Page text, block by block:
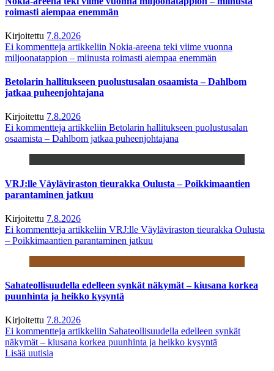
roimasti aiempaa enemmän
Kirjoitettu 7.8.2026
Ei kommentteja artikkeliin Nokia-areena teki viime vuonna
miljoonatappion – miinusta roimasti aiempaa enemmän
Betolarin hallitukseen puolustusalan osaamista – Dahlbom
jatkaa puheenjohtajana
Kirjoitettu 7.8.2026
Ei kommentteja artikkeliin Betolarin hallitukseen puolustusalan
osaamista – Dahlbom jatkaa puheenjohtajana
VRJ:lle Väyläviraston tieurakka Oulusta – Poikkimaantien
parantaminen jatkuu
Kirjoitettu 7.8.2026
Ei kommentteja artikkeliin VRJ:lle Väyläviraston tieurakka Oulusta
– Poikkimaantien parantaminen jatkuu
Sahateollisuudella edelleen synkät näkymät – kiusana korkea
puunhinta ja heikko kysyntä
Kirjoitettu 7.8.2026
Ei kommentteja artikkeliin Sahateollisuudella edelleen synkät
näkymät – kiusana korkea puunhinta ja heikko kysyntä
Lisää uutisia